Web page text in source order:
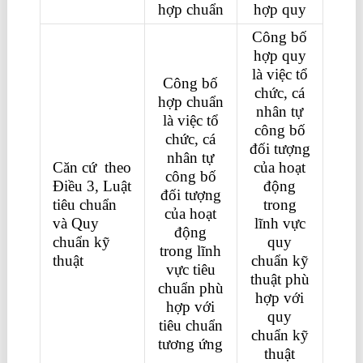
hợp chuẩn
hợp quy
Căn cứ theo
Điều 3, Luật
tiêu chuẩn
và Quy
chuẩn kỹ
thuật
Công bố
hợp chuẩn
là việc tổ
chức, cá
nhân tự
công bố
đối tượng
của hoạt
động
trong lĩnh
vực tiêu
chuẩn phù
hợp với
tiêu chuẩn
tương ứng
Công bố
hợp quy
là việc tổ
chức, cá
nhân tự
công bố
đối tượng
của hoạt
động
trong
lĩnh vực
quy
chuẩn kỹ
thuật phù
hợp với
quy
chuẩn kỹ
thuật